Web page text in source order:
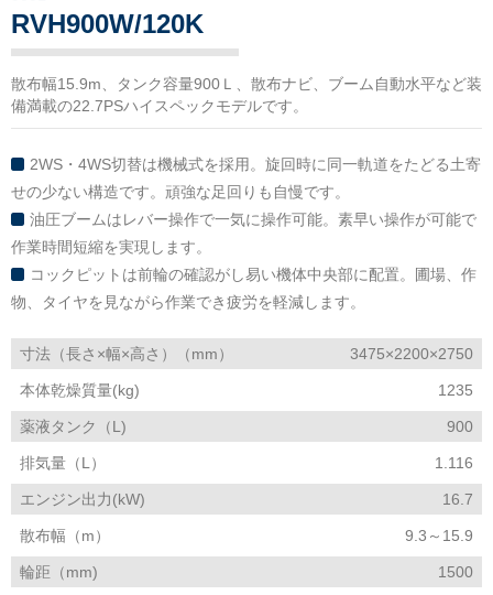
RVH900W/120K
散布幅15.9m、タンク容量900Ｌ、散布ナビ、ブーム自動水平など装
備満載の22.7PSハイスペックモデルです。
2WS・4WS切替は機械式を採用。旋回時に同一軌道をたどる土寄
せの少ない構造です。頑強な足回りも自慢です。
油圧ブームはレバー操作で一気に操作可能。素早い操作が可能で
作業時間短縮を実現します。
コックピットは前輪の確認がし易い機体中央部に配置。圃場、作
物、タイヤを見ながら作業でき疲労を軽減します。
寸法（長さ×幅×高さ）（mm） 3475×2200×2750
本体乾燥質量(kg) 1235
薬液タンク（L) 900
排気量（L） 1.116
エンジン出力(kW) 16.7
散布幅（m） 9.3～15.9
輪距（mm) 1500